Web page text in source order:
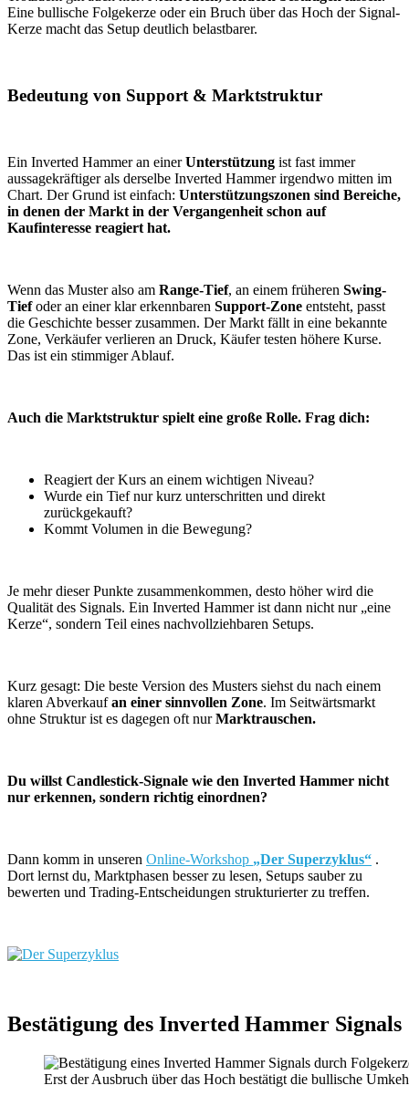
Eine bullische Folgekerze oder ein Bruch über das Hoch der Signal-
Kerze macht das Setup deutlich belastbarer.
Bedeutung von Support & Marktstruktur
Ein Inverted Hammer an einerUnterstützung ist fast immer
aussagekräftiger als derselbe Inverted Hammer irgendwo mitten im
Chart. Der Grund ist einfach: Unterstützungszonen sind Bereiche,
in denen der Markt in der Vergangenheit schon auf
Kaufinteresse reagiert hat.
Wenn das Muster also am Range-Tief, an einem früheren Swing-
Tiefoder an einer klar erkennbaren Support-Zone entsteht, passt
die Geschichte besser zusammen. Der Markt fällt in eine bekannte
Zone, Verkäufer verlieren an Druck, Käufer testen höhere Kurse.
Das ist ein stimmiger Ablauf.
Auch die Marktstruktur spielt eine große Rolle. Frag dich:
Reagiert der Kurs an einem wichtigen Niveau?
Wurde ein Tief nur kurz unterschritten und direkt
zurückgekauft?
Kommt Volumen in die Bewegung?
Je mehr dieser Punkte zusammenkommen, desto höher wird die
Qualität des Signals. Ein Inverted Hammer ist dann nicht nur „eine
Kerze“, sondern Teil eines nachvollziehbaren Setups.
Kurz gesagt: Die beste Version des Musters siehst du nach einem
klaren Abverkaufan einer sinnvollen Zone. Im Seitwärtsmarkt
ohne Struktur ist es dagegen oft nurMarktrauschen.
Du willst Candlestick-Signale wie den Inverted Hammer nicht
nur erkennen, sondern richtig einordnen?
Dann komm in unseren Online-Workshop „Der Superzyklus“ .
Dort lernst du, Marktphasen besser zu lesen, Setups sauber zu
bewerten und Trading-Entscheidungen strukturierter zu treffen.
Bestätigung des Inverted Hammer Signals
Erst der Ausbruch über das Hoch bestätigt die bullische